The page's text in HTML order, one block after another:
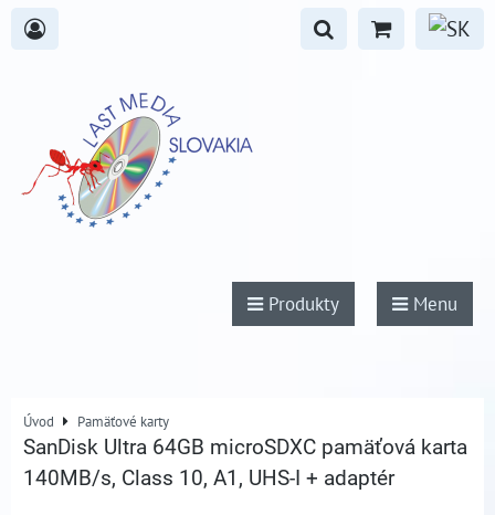
Produkty Menu
Úvod Pamäťové karty
SanDisk Ultra 64GB microSDXC pamäťová karta
140MB/s, Class 10, A1, UHS-I + adaptér